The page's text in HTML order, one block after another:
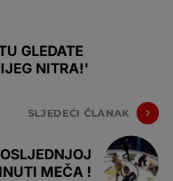
GLEDATE
NITRA!'
SLJEDEĆI ČLANAK
MEČA !